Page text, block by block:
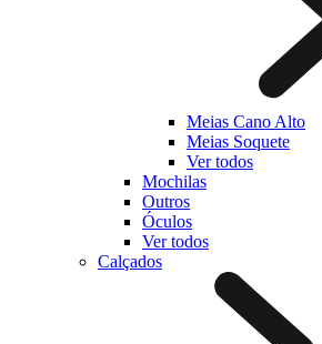
Meias Cano Alto
Meias Soquete
Ver todos
Mochilas
Outros
Óculos
Ver todos
Calçados